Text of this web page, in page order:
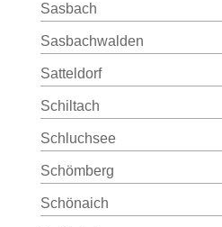
Sasbach
Sasbachwalden
Satteldorf
Schiltach
Schluchsee
Schömberg
Schönaich